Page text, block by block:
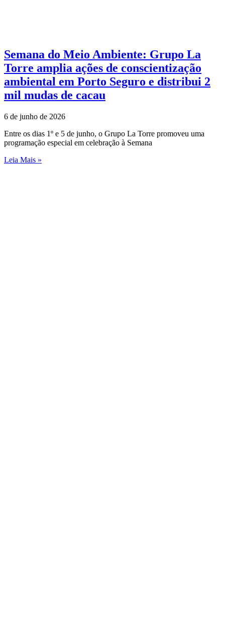
Semana do Meio Ambiente: Grupo La
Torre amplia ações de conscientização
ambiental em Porto Seguro e distribui 2
mil mudas de cacau
6 de junho de 2026
Entre os dias 1º e 5 de junho, o Grupo La Torre promoveu uma
programação especial em celebração à Semana
Leia Mais »